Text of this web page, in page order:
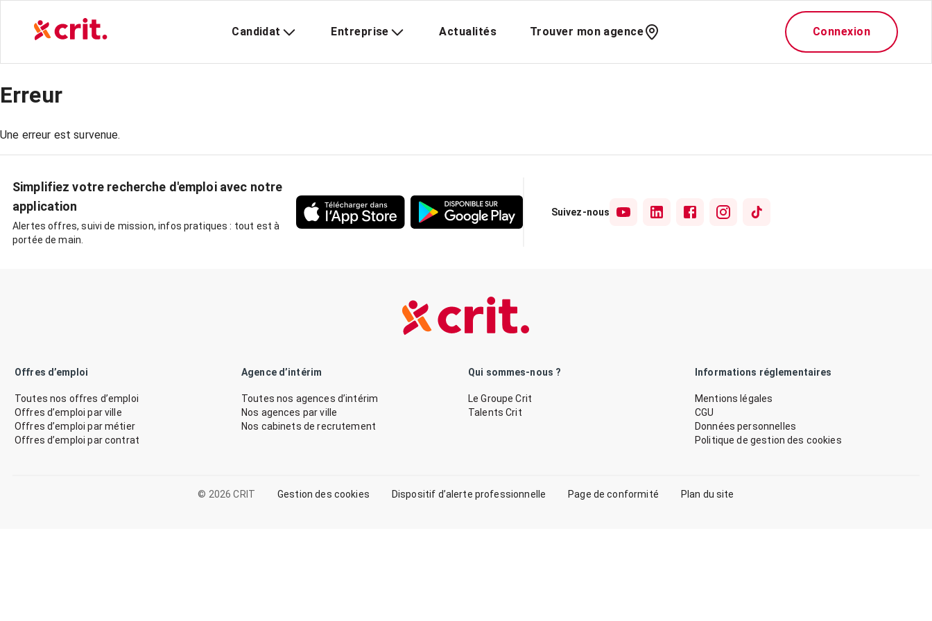
Candidat Entreprise Actualités Trouver mon agence Connexion
Erreur
Une erreur est survenue.
Simplifiez votre recherche d'emploi avec notre
application
Alertes offres, suivi de mission, infos pratiques : tout est à
portée de main.
Suivez-nous
Offres d’emploi
Toutes nos offres d’emploi
Offres d’emploi par ville
Offres d’emploi par métier
Offres d’emploi par contrat
Agence d’intérim
Toutes nos agences d’intérim
Nos agences par ville
Nos cabinets de recrutement
Qui sommes-nous ?
Le Groupe Crit
Talents Crit
Informations réglementaires
Mentions légales
CGU
Données personnelles
Politique de gestion des cookies
© 2026 CRIT Gestion des cookies Dispositif d’alerte professionnelle Page de conformité Plan du site